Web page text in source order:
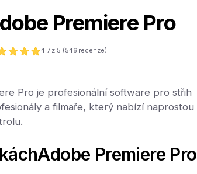
Premiere Pro
4.7 z 5 (546 recenze)
Pro je profesionální software pro střih
a filmaře, který nabízí naprostou
Adobe Premiere Pro